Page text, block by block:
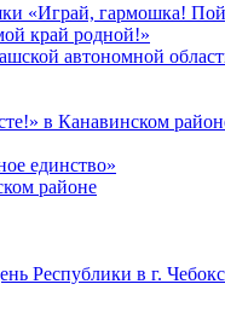
«Играй, гармошка!
край родной!»
автономной
в Канавинском
единство»
районе
Республики в г.